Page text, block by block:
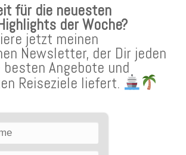
für die neuesten
der Woche?
jetzt meinen
Newsletter, der Dir jeden
besten Angebote und
Reiseziele liefert.